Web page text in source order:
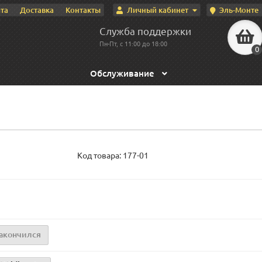
Эль-Монте
Личный кабинет
Доставка Контакты
Служба поддержки
Пн-Пт, с 11:00 до 18:00
0
Обслуживание
Код товара: 177-01